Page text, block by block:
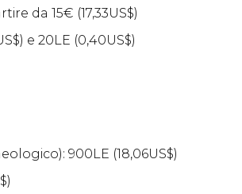
da 15€ (17,33US$)
) e 20LE (0,40US$)
900LE (18,06US$)
)